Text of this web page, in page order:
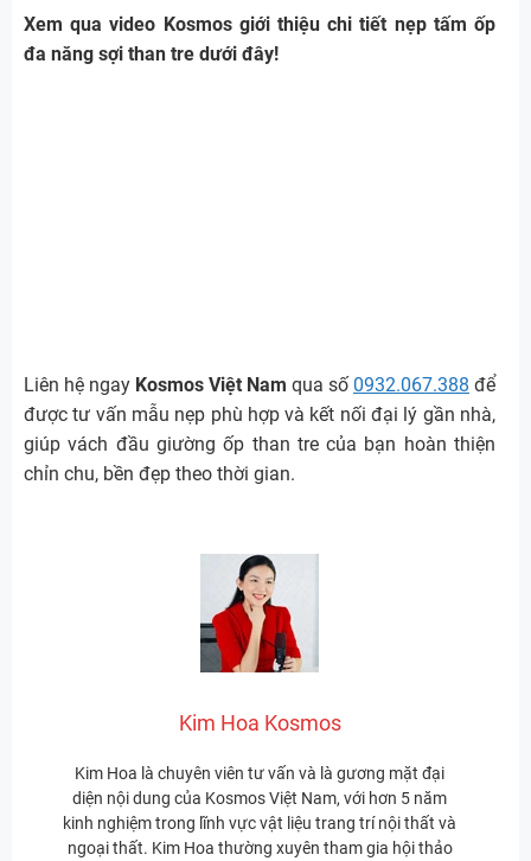
Xem qua video Kosmos giới thiệu chi tiết nẹp tấm ốp
đa năng sợi than tre dưới đây!
Liên hệ ngay Kosmos Việt Nam qua số 0932.067.388 để
được tư vấn mẫu nẹp phù hợp và kết nối đại lý gần nhà,
giúp vách đầu giường ốp than tre của bạn hoàn thiện
chỉn chu, bền đẹp theo thời gian.
Kim Hoa Kosmos
Kim Hoa là chuyên viên tư vấn và là gương mặt đại
diện nội dung của Kosmos Việt Nam, với hơn 5 năm
kinh nghiệm trong lĩnh vực vật liệu trang trí nội thất và
ngoại thất. Kim Hoa thường xuyên tham gia hội thảo